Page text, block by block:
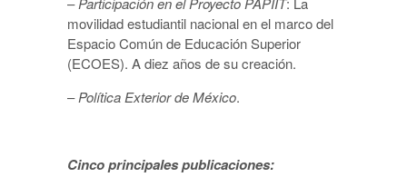
movilidad estudiantil nacional en el marco del
Espacio Común de Educación Superior
(ECOES). A diez años de su creación.
–Política Exterior de México.
Cinco principales publicaciones: